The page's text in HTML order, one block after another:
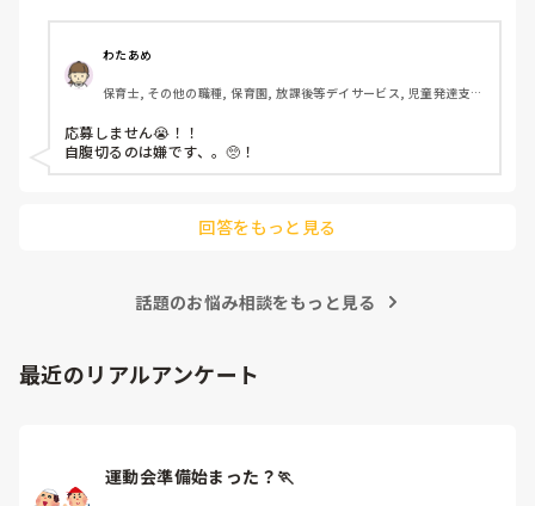
わたあめ
保育士, その他の職種, 保育園, 放課後等デイサービス, 児童発達支援
応募しません😭！！
自腹切るのは嫌です、。🥺！
回答をもっと見る
話題のお悩み相談をもっと見る
最近のリアルアンケート
運動会準備始まった？🏃